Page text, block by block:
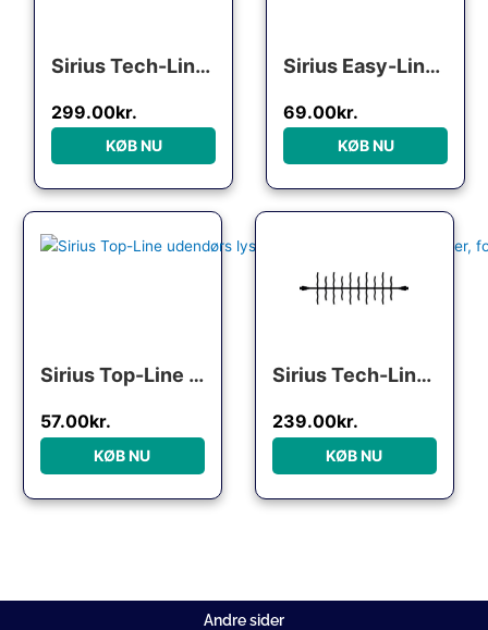
Sirius Tech-Line istapper udendørs lyskæde, 100 varm hvide lys, 2,5×0,6 meter, startsæt
299.00kr.
KØB NU
Sirius Easy-Line udendørs lyskæde, 200 farvede lys, 19,9 meter
69.00kr.
KØB NU
Sirius Top-Line udendørs lyskæde, 50 farvede lys, 5 meter, forlænger
Den oprindelige pris var: 62.00kr..
57.00kr.
Den aktuelle pris er: 57.00kr..
KØB NU
Sirius Tech-Line Cluster udendørs lyskæde, 120 varm hvide lys, 2 meter, forlænger
239.00kr.
KØB NU
Andre sider